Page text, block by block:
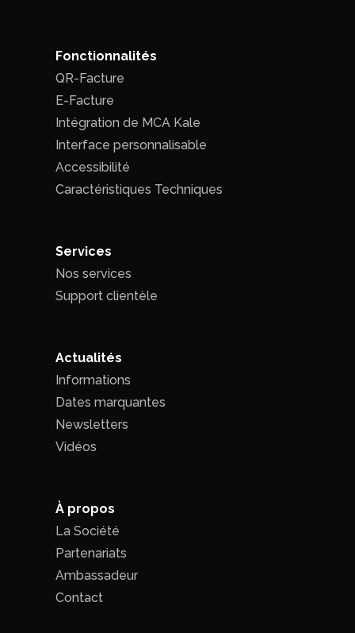
Fonctionnalités
QR-Facture
E-Facture
Intégration de MCA Kale
Interface personnalisable
Accessibilité
Caractéristiques Techniques
Services
Nos services
Support clientèle
Actualités
Informations
Dates marquantes
Newsletters
Vidéos
À propos
La Société
Partenariats
Ambassadeur
Contact